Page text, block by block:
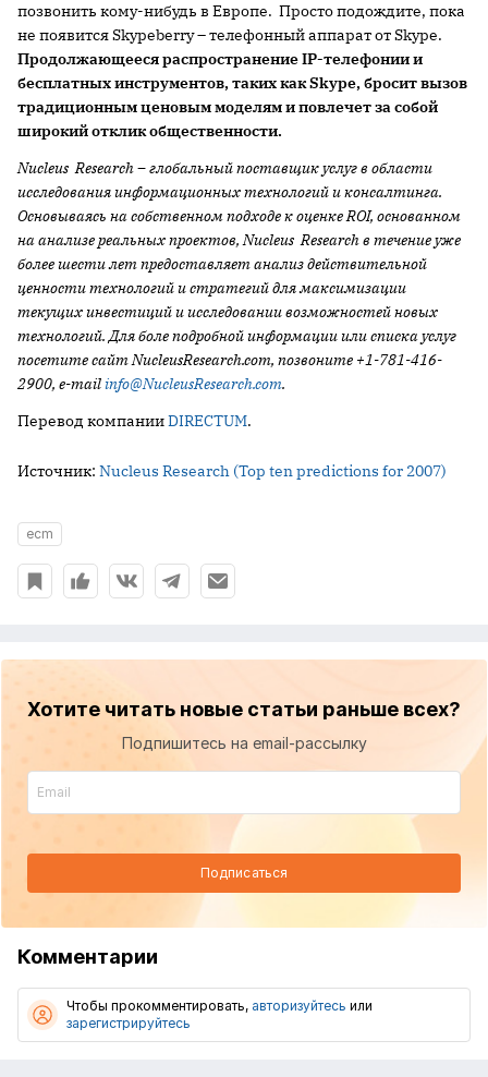
позвонить кому-нибудь в Европе. Просто подождите, пока
не появится Skypeberry – телефонный аппарат от Skype.
Продолжающееся распространение IP-телефонии и
бесплатных инструментов, таких как Skype, бросит вызов
традиционным ценовым моделям и повлечет за собой
широкий отклик общественности.
Nucleus Research – глобальный поставщик услуг в области
исследования информационных технологий и консалтинга.
Основываясь на собственном подходе к оценке ROI, основанном
на анализе реальных проектов, Nucleus Research в течение уже
более шести лет предоставляет анализ действительной
ценности технологий и стратегий для максимизации
текущих инвестиций и исследовании возможностей новых
технологий. Для боле подробной информации или списка услуг
посетите сайт NucleusResearch.com, позвоните +1-781-416-
2900, e-mailinfo@NucleusResearch.com.
Перевод компанииDIRECTUM.
Источник: Nucleus Research (Top ten predictions for 2007)
ecm
Хотите читать новые статьи раньше всех?
Подпишитесь на email-рассылку
Подписаться
Комментарии
Чтобы прокомментировать, авторизуйтесь или
зарегистрируйтесь